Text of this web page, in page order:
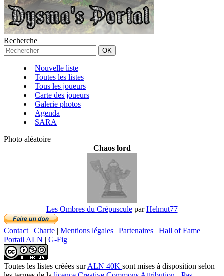
Recherche
Nouvelle liste
Toutes les listes
Tous les joueurs
Carte des joueurs
Galerie photos
Agenda
SARA
Photo aléatoire
Chaos lord
Les Ombres du CrépusculeparHelmut77
Contact | Charte | Mentions légales | Partenaires | Hall of Fame |
Portail ALN | G-Fig
Toutes les listes créées surALN 40K sont mises à disposition selon